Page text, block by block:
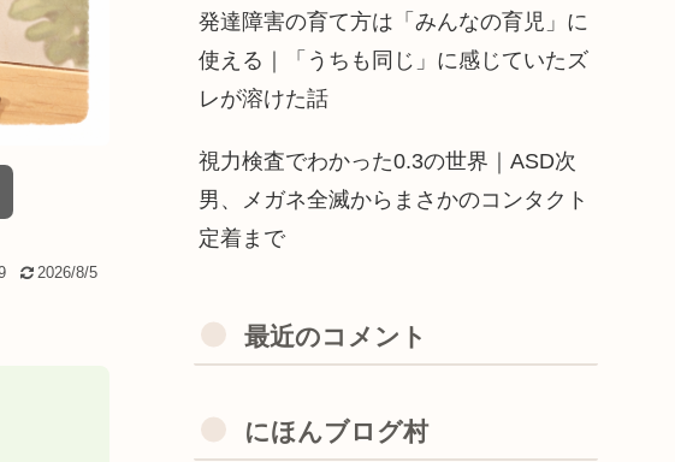
2026/8/5
発達障害の育て方は「みんなの育児」に
使える｜「うちも同じ」に感じていたズ
レが溶けた話
視力検査でわかった0.3の世界｜ASD次
男、メガネ全滅からまさかのコンタクト
定着まで
最近のコメント
にほんブログ村